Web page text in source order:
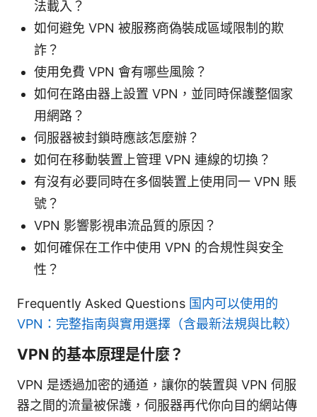
法載入？
如何避免 VPN 被服務商偽裝成區域限制的欺
詐？
使用免費 VPN 會有哪些風險？
如何在路由器上設置 VPN，並同時保護整個家
用網路？
伺服器被封鎖時應該怎麼辦？
如何在移動裝置上管理 VPN 連線的切換？
有沒有必要同時在多個裝置上使用同一 VPN 賬
號？
VPN 影響影視串流品質的原因？
如何確保在工作中使用 VPN 的合規性與安全
性？
Frequently Asked Questions 国内可以使用的
VPN：完整指南與實用選擇（含最新法規與比較）
VPN 的基本原理是什麼？
VPN 是透過加密的通道，讓你的裝置與 VPN 伺服
器之間的流量被保護，伺服器再代你向目的網站傳